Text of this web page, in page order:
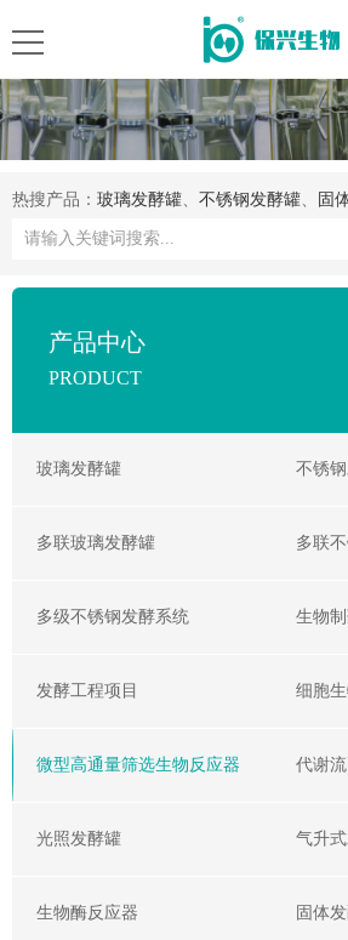
热搜产品： 玻璃发酵罐 不锈钢发酵罐 固
产品中心
PRODUCT
玻璃发酵罐 不锈
多联玻璃发酵罐 多联
多级不锈钢发酵系统 生物
发酵工程项目 细胞
微型高通量筛选生物反应器 代谢
光照发酵罐 气升
生物酶反应器 固体